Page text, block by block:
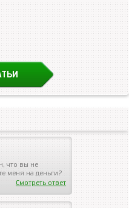
что вы не
меня на деньги?
Смотреть ответ